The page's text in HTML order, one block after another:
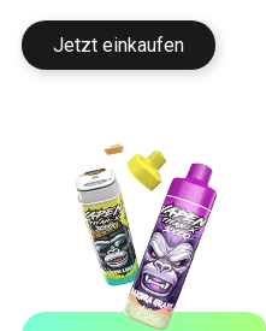
Jetzt einkaufen